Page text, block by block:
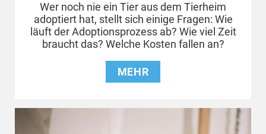
Wer noch nie ein Tier aus dem Tierheim
adoptiert hat, stellt sich einige Fragen: Wie
läuft der Adoptionsprozess ab? Wie viel Zeit
braucht das? Welche Kosten fallen an?
MEHR